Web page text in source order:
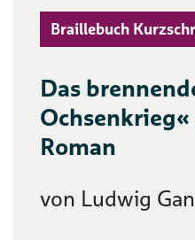
Braillebuch
Das
Roman
von Ludwig